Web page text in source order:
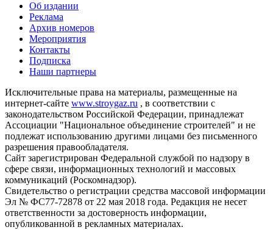
Об издании
Реклама
Архив номеров
Мероприятия
Контакты
Подписка
Наши партнеры
Исключительные права на материалы, размещенные на
интернет-сайте www.stroygaz.ru , в соответствии с
законодательством Российской Федерации, принадлежат
Ассоциации "Национальное объединение строителей" и не
подлежат использованию другими лицами без письменного
разрешения правообладателя.
Сайт зарегистрирован Федеральной службой по надзору в
сфере связи, информационных технологий и массовых
коммуникаций (Роскомнадзор).
Свидетельство о регистрации средства массовой информации
Эл № ФС77-72878 от 22 мая 2018 года. Редакция не несет
ответственности за достоверность информации,
опубликованной в рекламных материалах.